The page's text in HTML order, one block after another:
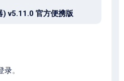
v5.11.0 官方便携版
录。